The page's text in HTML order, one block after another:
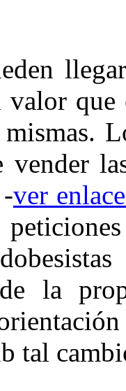
valor
vender
ver
de la
tal